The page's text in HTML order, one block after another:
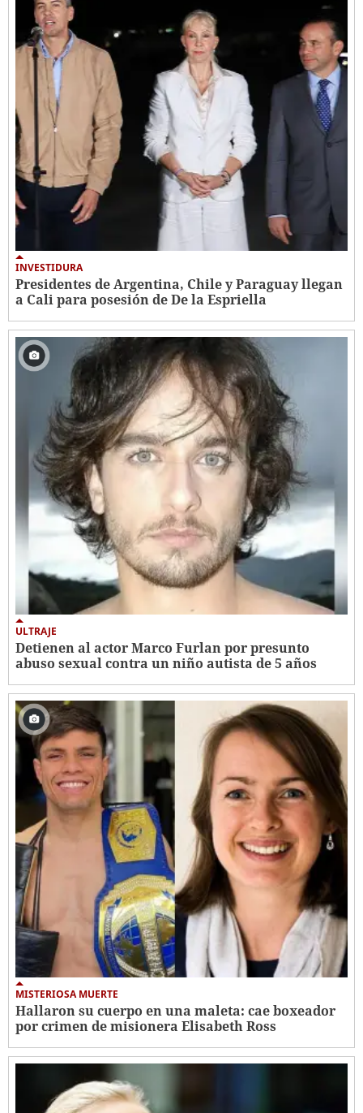
INVESTIDURA
Presidentes de Argentina, Chile y Paraguay llegan
a Cali para posesión de De la Espriella
ULTRAJE
Detienen al actor Marco Furlan por presunto
abuso sexual contra un niño autista de 5 años
MISTERIOSA MUERTE
Hallaron su cuerpo en una maleta: cae boxeador
por crimen de misionera Elisabeth Ross